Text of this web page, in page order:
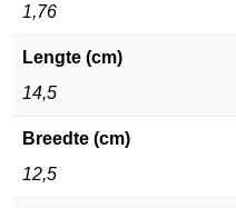
1,76
Lengte (cm)
14,5
Breedte (cm)
12,5